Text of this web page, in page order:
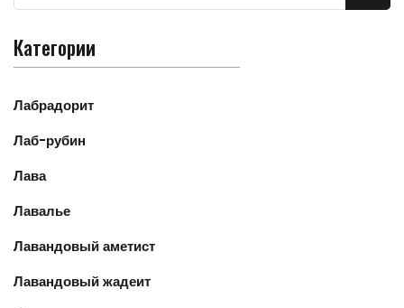
Категории
Лабрадорит
Лаб-рубин
Лава
Лавалье
Лавандовый аметист
Лавандовый жадеит